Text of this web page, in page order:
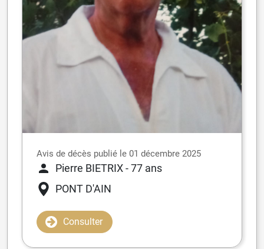
Avis de décès publié le 01 décembre 2025
Pierre BIETRIX- 77 ans
PONT D'AIN
Consulter